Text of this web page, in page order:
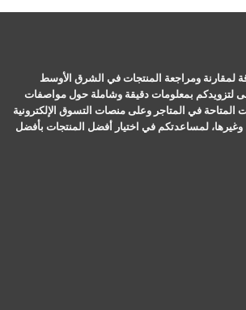
لمقارنة ومراجعة المنتجات في الشرق الأوسط
لتزويدكم بمعلومات دقيقة وشاملة حول مواصفات
المتاحة في المتاجر وعلى منصات التسوق الإلكترونية
وغيرها، لمساعدتكم في اختيار أفضل المنتجات بأفضل